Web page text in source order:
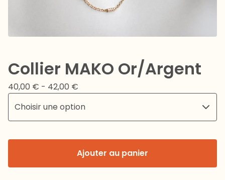
Collier MAKO Or/Argent
40,00 € - 42,00 €
Ajouter au panier